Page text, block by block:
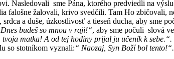
Nasledovali sme Pána, ktorého predviedli na
falošne žalovali, krivo svedčili. Tam Ho zbičovali,
a duše, úzkostlivosť a tieseň ducha, aby sme
budeš so mnou v raji!“, aby sme počuli slová
matka! A od tej hodiny prijal ju učeník k sebe.“.
so stotníkom vyznali:“ Naozaj, Syn Boží bol tento!“.